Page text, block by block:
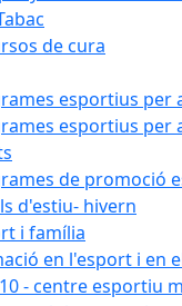
de cura
esportius per
esportius per
de promoció
d'estiu- hivern
i família
en l'esport i en
- centre esportiu